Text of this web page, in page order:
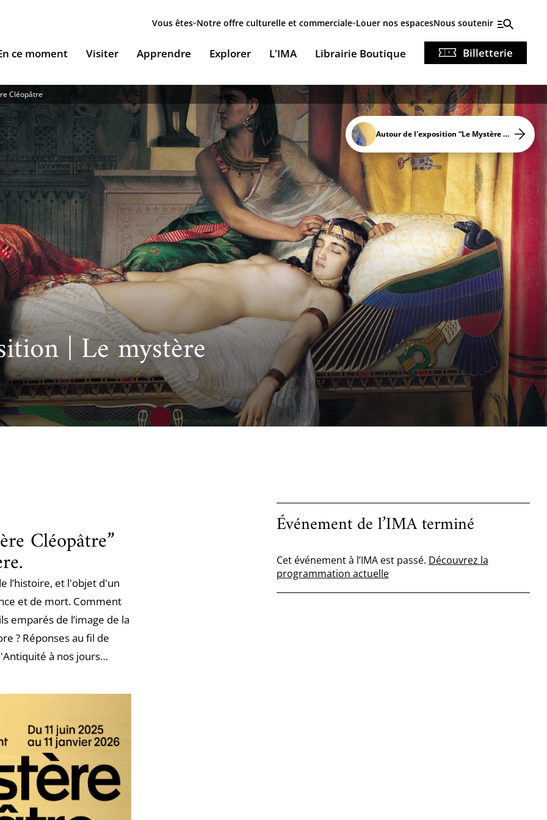
secondaire
Vous êtes Notre offre culturelle et commerciale Louer nos espacesNous soutenir
ce moment
LES RENDEZ-VOUS
Les Jeudis de l’IMA
Ici & Maintenant
Falsafa I Les RDV de la philosophie arabe
Les Samedis de la poésie
Rencontres littéraires de l’IMA
Les escales musicales du musée
L’heure du conte
Visiter
ACCUEILLENT
Shahid
Café littéraire et self
et de civilisation arabes
Apprendre
& PÉDAGOGIE
le monde arabe
pédagogiques
documentaires
le portail documentaire de l'IMA
/ Emprunter des livres et des médias à la
de l'IMA
une exposition pédagogique itinérante / Host
travelling exhibition
Explorer L'IMA
Accueillir nos expositions / Host our exhibitions
Ingénierie culturelle
Documents institutionnels
Nous rejoindre / Carrières
Mécènes et sponsors
Nous contacter
Librairie Boutique Billetterie
Cléopâtre
| Le mystère
Autour de l'exposition “Le Mystère Cléopâtre”
Cléopâtre”
l’histoire, et l'objet d'un
et de mort. Comment
emparés de l’image de la
? Réponses au fil de
à nos jours…
Événement de l’IMA terminé
Cet événement à l’IMA est passé. Découvrez la
programmation actuelle